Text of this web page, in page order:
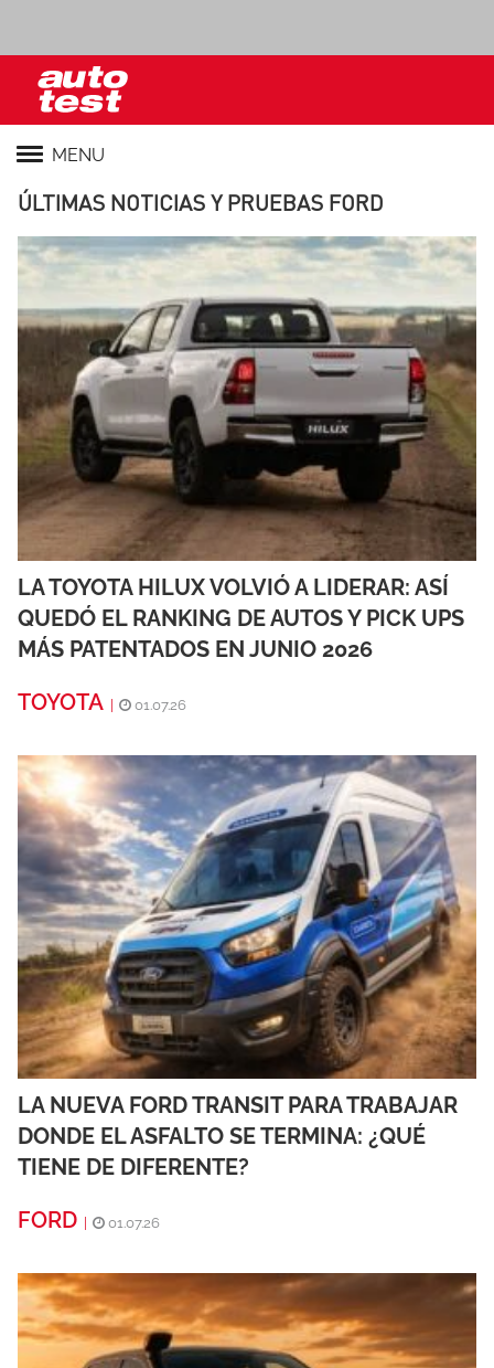
MENU
ÚLTIMAS NOTICIAS Y PRUEBAS FORD
LA TOYOTA HILUX VOLVIÓ A LIDERAR: ASÍ
QUEDÓ EL RANKING DE AUTOS Y PICK UPS
MÁS PATENTADOS EN JUNIO 2026
TOYOTA
01.07.26
LA NUEVA FORD TRANSIT PARA TRABAJAR
DONDE EL ASFALTO SE TERMINA: ¿QUÉ
TIENE DE DIFERENTE?
FORD
01.07.26